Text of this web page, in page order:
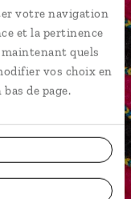
votre navigation
et la pertinence
quels
vos choix en
de page.
?
Tash Rabat